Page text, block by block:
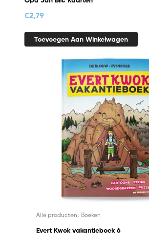
€2,79
Toevoegen Aan Winkelwagen
Alle producten Boeken
Evert Kwok vakantieboek 6